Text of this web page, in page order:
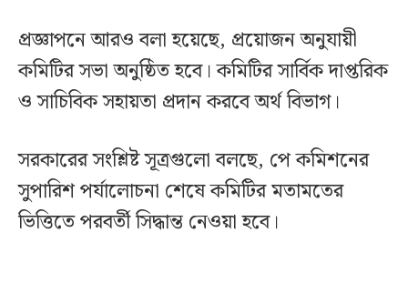
প্রজ্ঞাপনে আরও বলা হয়েছে, প্রয়োজন অনুযায়ী
কমিটির সভা অনুষ্ঠিত হবে। কমিটির সার্বিক দাপ্তরিক
ও সাচিবিক সহায়তা প্রদান করবে অর্থ বিভাগ।
সরকারের সংশ্লিষ্ট সূত্রগুলো বলছে, পে কমিশনের
সুপারিশ পর্যালোচনা শেষে কমিটির মতামতের
ভিত্তিতে পরবর্তী সিদ্ধান্ত নেওয়া হবে।